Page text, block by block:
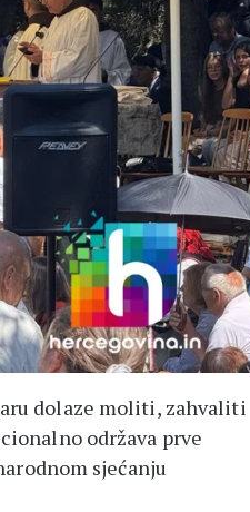
dolaze moliti, zahvaliti
održava prve
sjećanju